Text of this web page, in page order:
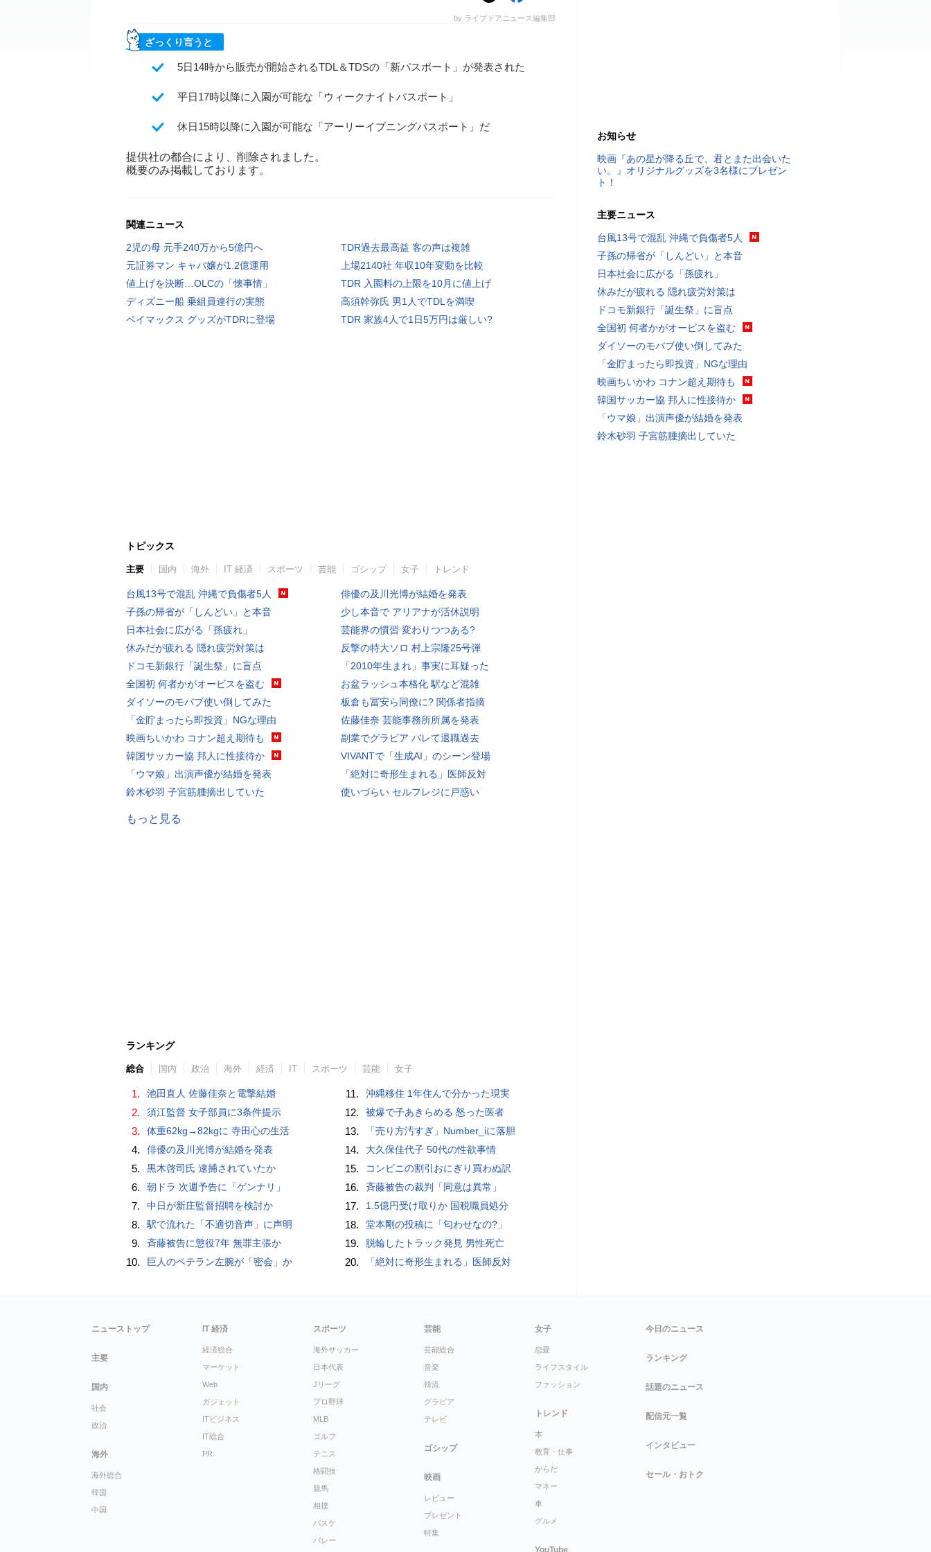
by ライブドアニュース編集部
ざっくり言うと
5日14時から販売が開始されるTDL＆TDSの「新パスポート」が発表された
平日17時以降に入園が可能な「ウィークナイトパスポート」
休日15時以降に入園が可能な「アーリーイブニングパスポート」だ
提供社の都合により、削除されました。
概要のみ掲載しております。
関連ニュース
2児の母 元手240万から5億円へ
TDR過去最高益 客の声は複雑
元証券マン キャバ嬢が1.2億運用
上場2140社 年収10年変動を比較
値上げを決断…OLCの「懐事情」
TDR 入園料の上限を10月に値上げ
ディズニー船 乗組員連行の実態
高須幹弥氏 男1人でTDLを満喫
ベイマックス グッズがTDRに登場
TDR 家族4人で1日5万円は厳しい?
トピックス
主要 国内 海外 IT 経済 スポーツ 芸能 ゴシップ 女子 トレンド
台風13号で混乱 沖縄で負傷者5人
子孫の帰省が「しんどい」と本音
日本社会に広がる「孫疲れ」
休みだが疲れる 隠れ疲労対策は
ドコモ新銀行「誕生祭」に盲点
全国初 何者かがオービスを盗む
ダイソーのモバブ使い倒してみた
「金貯まったら即投資」NGな理由
映画ちいかわ コナン超え期待も
韓国サッカー協 邦人に性接待か
「ウマ娘」出演声優が結婚を発表
鈴木砂羽 子宮筋腫摘出していた
俳優の及川光博が結婚を発表
少し本音で アリアナが活休説明
芸能界の慣習 変わりつつある?
反撃の特大ソロ 村上宗隆25号弾
「2010年生まれ」事実に耳疑った
お盆ラッシュ本格化 駅など混雑
板倉も冨安ら同僚に? 関係者指摘
佐藤佳奈 芸能事務所所属を発表
副業でグラビア バレて退職過去
VIVANTで「生成AI」のシーン登場
「絶対に奇形生まれる」医師反対
使いづらい セルフレジに戸惑い
もっと見る
ランキング
総合 国内 政治 海外 経済 IT スポーツ 芸能 女子
1. 池田直人 佐藤佳奈と電撃結婚
2. 須江監督 女子部員に3条件提示
3. 体重62kg→82kgに 寺田心の生活
4. 俳優の及川光博が結婚を発表
5. 黒木啓司氏 逮捕されていたか
6. 朝ドラ 次週予告に「ゲンナリ」
7. 中日が新庄監督招聘を検討か
8. 駅で流れた「不適切音声」に声明
9. 斉藤被告に懲役7年 無罪主張か
10. 巨人のベテラン左腕が「密会」か
11. 沖縄移住 1年住んで分かった現実
12. 被爆で子あきらめる 怒った医者
13. 「売り方汚すぎ」Number_iに落胆
14. 大久保佳代子 50代の性欲事情
15. コンビニの割引おにぎり買わぬ訳
16. 斉藤被告の裁判「同意は異常」
17. 1.5億円受け取りか 国税職員処分
18. 堂本剛の投稿に「匂わせなの?」
19. 脱輪したトラック発見 男性死亡
20. 「絶対に奇形生まれる」医師反対
お知らせ
映画『あの星が降る丘で、君とまた出会いた
い。』オリジナルグッズを3名様にプレゼン
ト！
主要ニュース
台風13号で混乱 沖縄で負傷者5人
子孫の帰省が「しんどい」と本音
日本社会に広がる「孫疲れ」
休みだが疲れる 隠れ疲労対策は
ドコモ新銀行「誕生祭」に盲点
全国初 何者かがオービスを盗む
ダイソーのモバブ使い倒してみた
「金貯まったら即投資」NGな理由
映画ちいかわ コナン超え期待も
韓国サッカー協 邦人に性接待か
「ウマ娘」出演声優が結婚を発表
鈴木砂羽 子宮筋腫摘出していた
ニューストップ
主要
国内
社会
政治
海外
海外総合
韓国
中国
IT 経済
経済総合
マーケット
Web
ガジェット
ITビジネス
IT総合
PR
スポーツ
海外サッカー
日本代表
Jリーグ
プロ野球
MLB
ゴルフ
テニス
格闘技
競馬
相撲
バスケ
バレー
芸能
芸能総合
音楽
韓流
グラビア
テレビ
ゴシップ
映画
レビュー
プレゼント
特集
女子
恋愛
ライフスタイル
ファッション
トレンド
本
教育・仕事
からだ
マネー
車
グルメ
YouTube
今日のニュース
ランキング
話題のニュース
配信元一覧
インタビュー
セール・おトク